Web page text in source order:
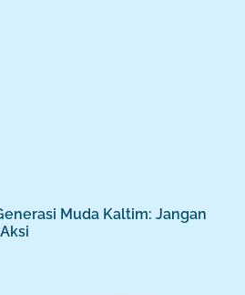
Muda Kaltim: Jangan